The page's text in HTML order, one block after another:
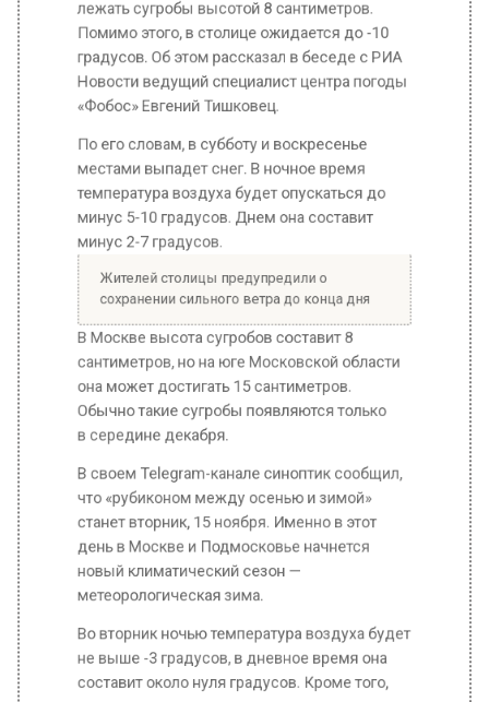
По его словам, в субботу и воскресенье
местами выпадет снег. В ночное время
температура воздуха будет опускаться до
минус 2-7 градусов.
Жителей столицы предупредили о
сохранении сильного ветра до конца дня
В Москве высота сугробов составит 8
сантиметров, но на юге Московской области
она может достигать 15 сантиметров.
Обычно такие сугробы появляются только
в середине декабря.
В своем Telegram-канале синоптик сообщил,
что «рубиконом между осенью и зимой»
станет вторник, 15 ноября. Именно в этот
день в Москве и Подмосковье начнется
новый климатический сезон —
метеорологическая зима.
Во вторник ночью температура воздуха будет
не выше -3 градусов, в дневное время она